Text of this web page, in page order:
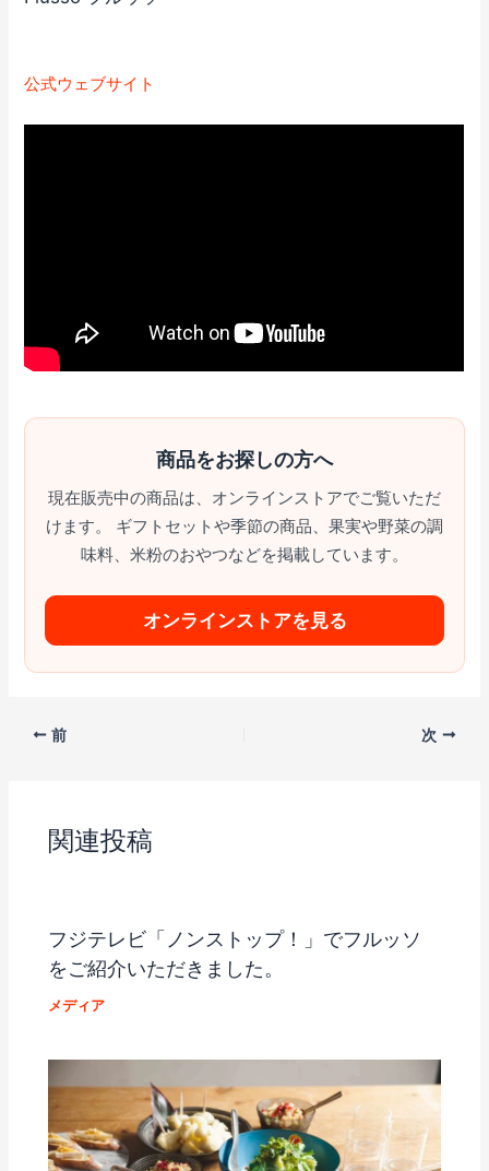
公式ウェブサイト
商品をお探しの方へ
現在販売中の商品は、オンラインストアでご覧いただ
けます。 ギフトセットや季節の商品、果実や野菜の調
味料、米粉のおやつなどを掲載しています。
オンラインストアを見る
前 次
関連投稿
フジテレビ「ノンストップ！」でフルッソ
をご紹介いただきました。
メディア